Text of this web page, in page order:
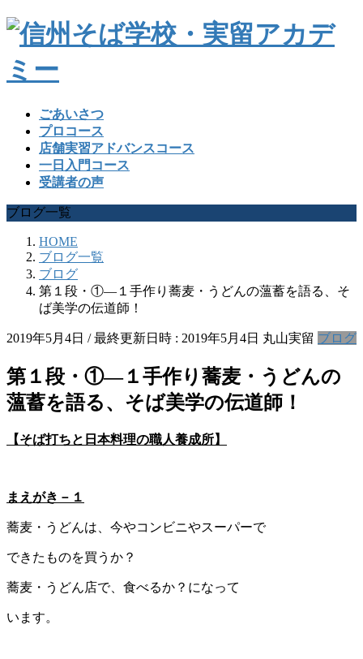
ごあいさつ
プロコース
店舗実習アドバンスコース
一日入門コース
受講者の声
ブログ一覧
HOME
ブログ一覧
ブログ
第１段・①―１手作り蕎麦・うどんの薀蓄を語る、そ
ば美学の伝道師！
2019年5月4日 / 最終更新日時 : 2019年5月4日 丸山実留 ブログ
第１段・①―１手作り蕎麦・うどんの
薀蓄を語る、そば美学の伝道師！
【そば打ちと日本料理の職人養成所】
まえがき－１
蕎麦・うどんは、今やコンビニやスーパーで
できたものを買うか？
蕎麦・うどん店で、食べるか？になって
います。